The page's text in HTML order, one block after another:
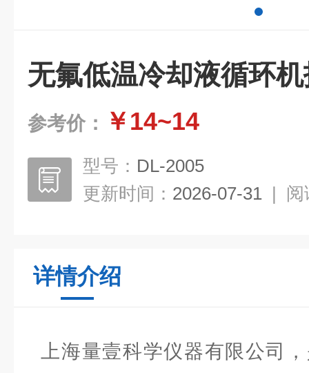
无氟低温冷却液循环
参考价： ￥14~14
型号： DL-2005
更新时间： 2026-07-31 | 阅
详情介绍
上海量壹科学仪器有限公司